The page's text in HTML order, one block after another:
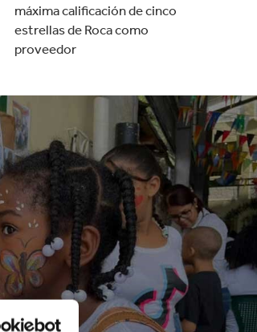
máxima calificación de cinco
estrellas de Roca como
proveedor